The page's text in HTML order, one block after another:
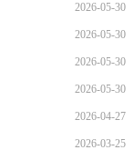
2026-05-30
2026-05-30
2026-05-30
2026-05-30
2026-04-27
2026-03-25